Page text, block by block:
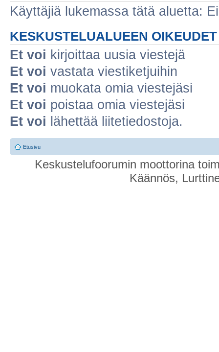
Käyttäjiä lukemassa tätä aluetta:
KESKUSTELUALUEEN OIKEUDET
Et voi kirjoittaa uusia viestejä
Et voi vastata viestiketjuihin
Et voi muokata omia viestejäsi
Et voi poistaa omia viestejäsi
Et voi lähettää liitetiedostoja.
Etusivu
Keskustelufoorumin moottorina
Käännös,